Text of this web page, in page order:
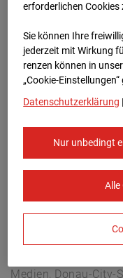
Europe/
Medien, Donau-City-
erforderlichen Cookies
Sie können Ihre
jederzeit mit Wirkung
renzen können in
„Cookie-
Datenschutzerklärung |
Nur unbedingt
Alle